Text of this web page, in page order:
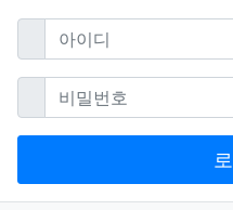
아이디필수
비밀번호필수